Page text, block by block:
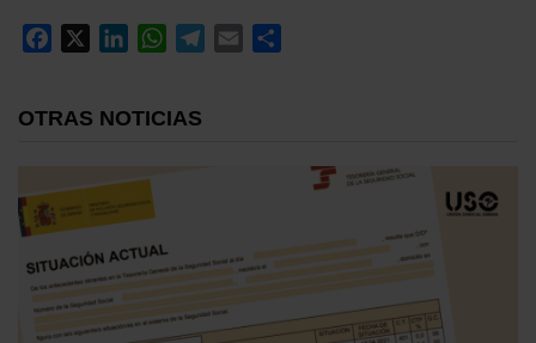
Facebook
LinkedInWhatsApp
Telegram
Email
OTRAS NOTICIAS